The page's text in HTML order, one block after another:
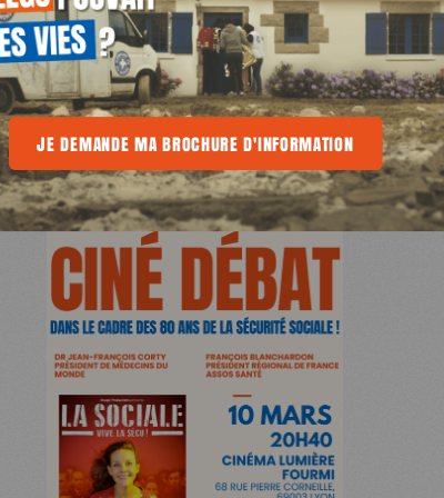
LE FLYER DE L’ÉVÉNEMENT ⬇️
D'INFORMATION JE DEMANDE MA BROCHURE
JE DEMANDE MA BROCHURE D'INFORMATION